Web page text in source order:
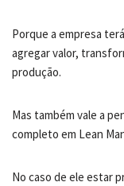
Porque a empresa
agregar valor,
produção.
Mas também vale a
completo em Lean
No caso de ele estar